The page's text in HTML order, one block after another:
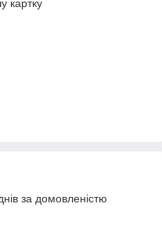
картку
за домовленістю